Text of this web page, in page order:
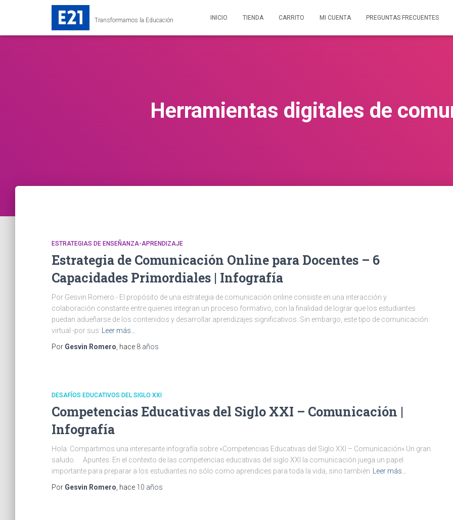
Transformamos la Educación INICIO TIENDA CARRITO MI CUENTA PREGUNTAS FRECUENTES
Herramientas digitales de
ESTRATEGIAS DE ENSEÑANZA-APRENDIZAJE
Estrategia de Comunicación Online para Docentes – 6
Capacidades Primordiales | Infografía
Por Gesvin Romero.- El propósito de una estrategia de comunicación online consiste en una interacción y
colaboración constante entre quienes integran un proceso formativo, con la finalidad de lograr que los estudiantes
puedan adueñarse de los contenidos y desarrollar aprendizajes significativos. Sin embargo, este tipo de comunicación
virtual -por sus
Leer más…
Por Gesvin Romero , hace 8 años
DESAFÍOS EDUCATIVOS DEL SIGLO XXI
Competencias Educativas del Siglo XXI – Comunicación |
Infografía
Hola: Compartimos una interesante infografía sobre «Competencias Educativas del Siglo XXI – Comunicación« Un gran
saludo. Apuntes: En el contexto de las competencias educativas del siglo XXI la comunicación juega un papel
importante para preparar a los estudiantes no sólo como aprendices para toda la vida, sino también
Leer más…
Por Gesvin Romero , hace 10 años